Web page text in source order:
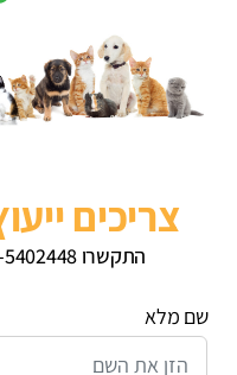
צריכים
התקשרו 03-5402448 מלאו את הטופס ושילחו
שם מלא